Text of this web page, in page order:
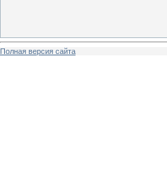
Полная версия сайта